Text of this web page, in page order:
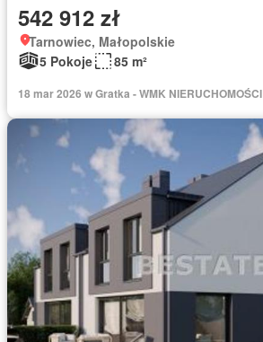
542 912 zł
Tarnowiec, Małopolskie
5 Pokoje
85 m²
18 mar 2026 w Gratka - WMK NIERUCHOMOŚCI